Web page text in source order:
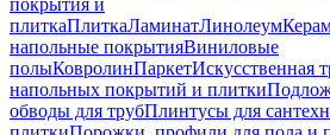
покрытия и
плиткаПлиткаЛаминатЛинолеум
напольные покрытияВиниловые
полыКовролинПаркетИскусственная
напольных покрытий и плитки
обводы для трубПлинтусы для